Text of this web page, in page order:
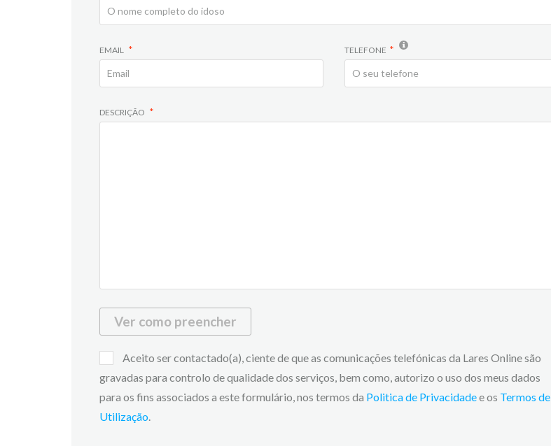
EMAIL TELEFONE
DESCRIÇÃO
Ver como preencher
Aceito ser contactado(a), ciente de que as comunicações telefónicas da Lares Online são
gravadas para controlo de qualidade dos serviços, bem como, autorizo o uso dos meus dados
para os fins associados a este formulário, nos termos da Politica de Privacidadee os Termos de
Utilização.